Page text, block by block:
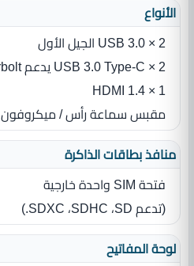
الأنواع
2 × USB 3.0 الجيل الأول
2 × USB 3.0 Type-C يدعم Thunderbolt
1 × HDMI 1.4
مقبس سماعة رأس / ميكروفون
منافذ بطاقات الذاكرة
فتحة SIM‏ واحدة خارجية
(تدعم SD‏، SDHC‏، SDXC‏.)
لوحة المفاتيح